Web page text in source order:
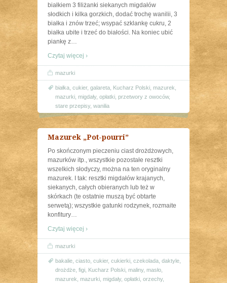
białkiem 3 filiżanki siekanych migdałów
słodkich i kilka gorzkich, dodać trochę wanilii, 3
białka i znów trzeć; wsypać szklankę cukru, 2
białka ubite i trzeć do białości. Na koniec ubić
piankę z…
Czytaj więcej ›
mazurki
białka cukier, galareta Kucharz Polski mazurek
mazurki migdały, opłatki przetwory z owoców,
stare przepisy, wanilia
Mazurek „Pot-pourri”
Po skończonym pieczeniu ciast drożdżowych,
mazurków itp., wszystkie pozostałe resztki
wszelkich słodyczy, można na ten oryginalny
mazurek. I tak: resztki migdałów krajanych,
siekanych, całych obieranych lub też w
skórkach (te ostatnie muszą być obtarte
serwetą); wszystkie gatunki rodzynek, rozmaite
konfitury…
Czytaj więcej ›
mazurki
bakalie ciasto cukier, cukierki czekolada daktyle
drożdże figi Kucharz Polski maliny, masło
mazurek mazurki migdały, opłatki orzechy,